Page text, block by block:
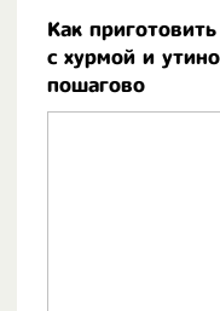
Как
с хурмой и
пошагово